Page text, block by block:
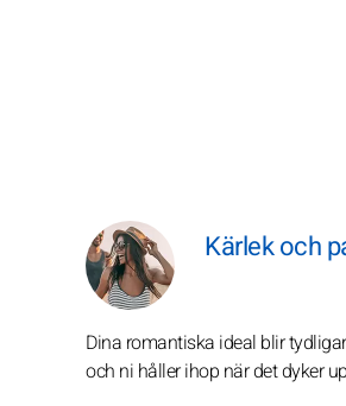
Kärlek och
Dina romantiska ideal blir
och ni håller ihop när det dyker